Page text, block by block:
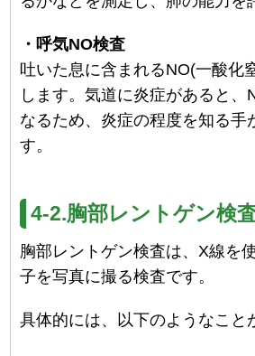
・呼気NO検査
吐いた息に含まれるNO(一酸化
します。気道に炎症があると、
なるため、炎症の程度を知る手
す。
4-2.胸部レントゲン検
胸部レントゲン検査は、X線を
子を写真に撮る検査です。
具体的には、以下のようなこと